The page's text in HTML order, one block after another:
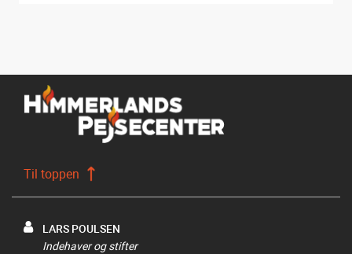
Til toppen
LARS POULSEN
Indehaver og stifter